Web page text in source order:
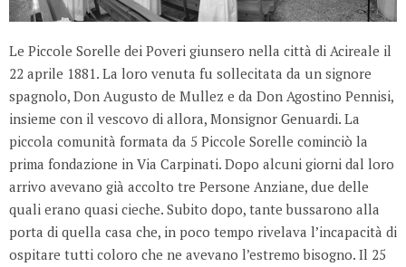
Le Piccole Sorelle dei Poveri giunsero nella città di Acireale il
22 aprile 1881. La loro venuta fu sollecitata da un signore
spagnolo, Don Augusto de Mullez e da Don Agostino Pennisi,
insieme con il vescovo di allora, Monsignor Genuardi. La
piccola comunità formata da 5 Piccole Sorelle cominciò la
prima fondazione in Via Carpinati. Dopo alcuni giorni dal loro
arrivo avevano già accolto tre Persone Anziane, due delle
quali erano quasi cieche. Subito dopo, tante bussarono alla
porta di quella casa che, in poco tempo rivelava l’incapacità di
ospitare tutti coloro che ne avevano l’estremo bisogno. Il 25